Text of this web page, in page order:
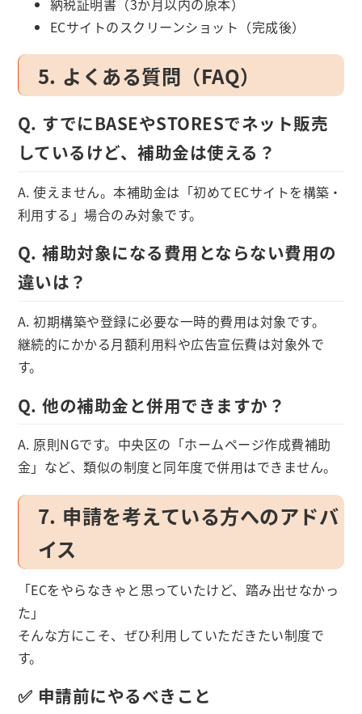
ECサイトのスクリーンショット（完成後）
5. よくある質問（FAQ）
Q. すでにBASEやSTORESでネット販売
しているけど、補助金は使える？
A. 使えません。本補助金は「初めてECサイトを構築・
利用する」場合のみ対象です。
Q. 補助対象になる費用とならない費用の
違いは？
A. 初期構築や登録に必要な一時的費用は対象です。
継続的にかかる月額利用料や広告宣伝費は対象外で
す。
Q. 他の補助金と併用できますか？
A. 原則NGです。中央区の「ホームページ作成費補助
金」など、類似の制度と同年度で併用はできません。
7. 申請を考えている方へのアドバ
イス
「ECをやらなきゃと思っていたけど、踏み出せなかっ
た」
そんな方にこそ、ぜひ利用していただきたい制度で
す。
✅ 申請前にやるべきこと